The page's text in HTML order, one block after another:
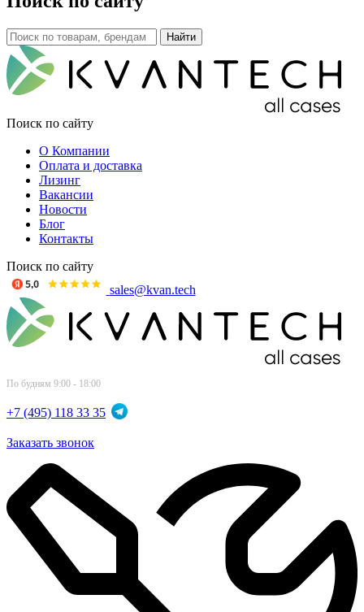
Поиск по сайту
О Компании
Оплата и доставка
Лизинг
Вакансии
Новости
Блог
Контакты
Поиск по сайту
sales@kvan.tech
По будням 9:00 - 18:00
+7 (495) 118 33 35
Заказать звонок